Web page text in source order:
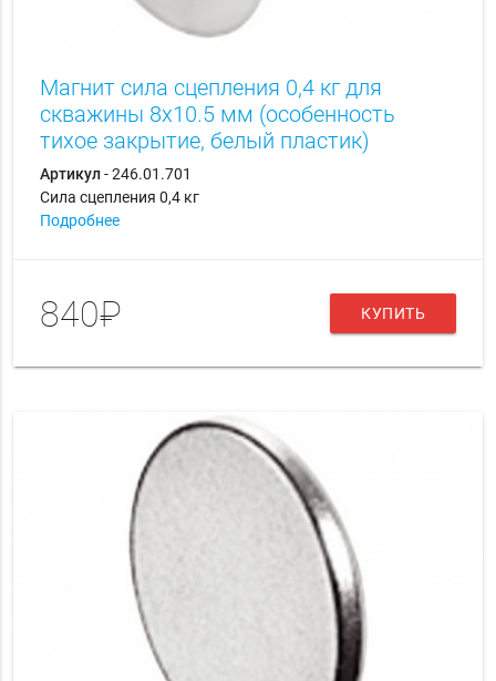
Магнит сила сцепления 0,4 кг для
скважины 8х10.5 мм (особенность
тихое закрытие, белый пластик)
Артикул- 246.01.701
Cила сцепления 0,4 кг
Подробнее
840₽ КУПИТЬ